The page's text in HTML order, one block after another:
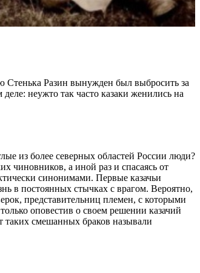
Стенька Разин вынужден был выбросить за
неужто так часто казаки женились на
из более северных областей России люди?
чиновников, а иной раз и спасаясь от
синонимами. Первые казачьи
в постоянных стычках с врагом. Вероятно,
представительниц племен, с которыми
оповестив о своем решении казачий
таких смешанных браков называли